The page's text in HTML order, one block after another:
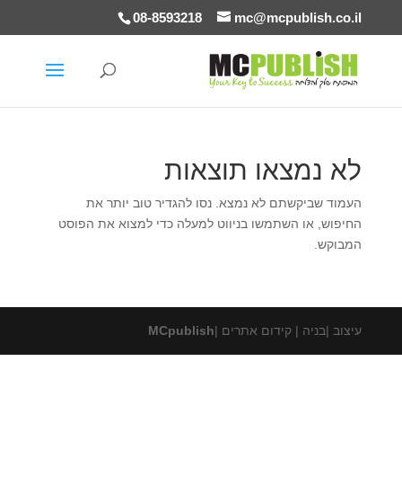
08-8593218 mc@mcpublish.co.il
לא נמצאו תוצאות
העמוד שביקשתם לא נמצא. נסו להגדיר טוב יותר את
החיפוש, או השתמשו בניווט למעלה כדי למצוא את הפוסט
המבוקש.
עיצוב |בניה | קידום אתרים |MCpublish